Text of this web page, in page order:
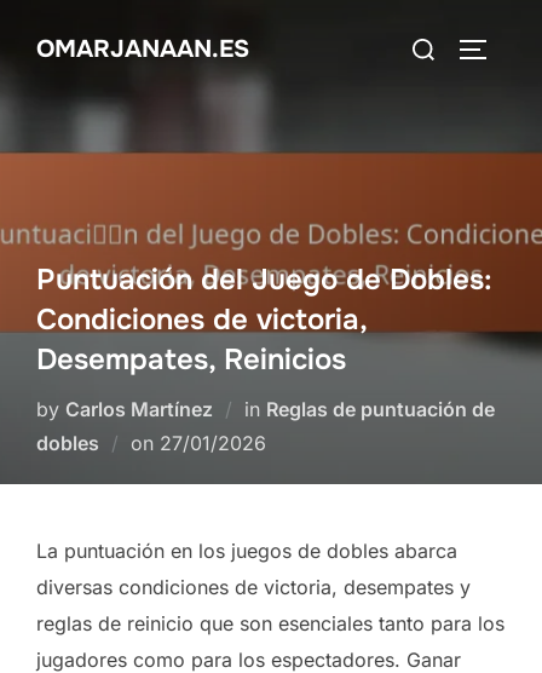
OMARJANAAN.ES
Search
Puntuación del Juego de Dobles:
Condiciones de victoria,
Desempates, Reinicios
by Carlos Martínez in Reglas de puntuación de
dobles
on Posted
27/01/2026
La puntuación en los juegos de dobles abarca
diversas condiciones de victoria, desempates y
reglas de reinicio que son esenciales tanto para los
jugadores como para los espectadores. Ganar